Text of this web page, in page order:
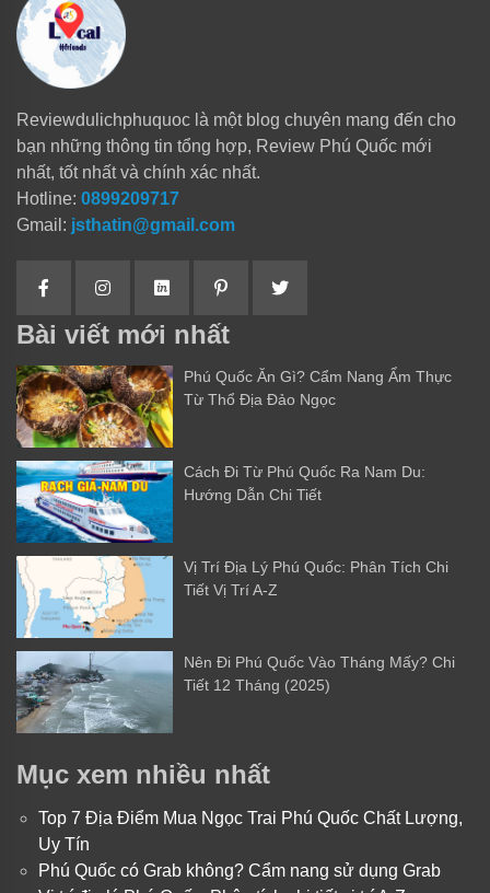
Reviewdulichphuquoc là một blog chuyên mang đến cho
bạn những thông tin tổng hợp, Review Phú Quốc mới
nhất, tốt nhất và chính xác nhất.
Hotline: 0899209717
Gmail: jsthatin@gmail.com
Bài viết mới nhất
Phú Quốc Ăn Gì? Cẩm Nang Ẩm Thực
Từ Thổ Địa Đảo Ngọc
Cách Đi Từ Phú Quốc Ra Nam Du:
Hướng Dẫn Chi Tiết
Vị Trí Địa Lý Phú Quốc: Phân Tích Chi
Tiết Vị Trí A-Z
Nên Đi Phú Quốc Vào Tháng Mấy? Chi
Tiết 12 Tháng (2025)
Mục xem nhiều nhất
Top 7 Địa Điểm Mua Ngọc Trai Phú Quốc Chất Lượng,
Uy Tín
Phú Quốc có Grab không? Cẩm nang sử dụng Grab